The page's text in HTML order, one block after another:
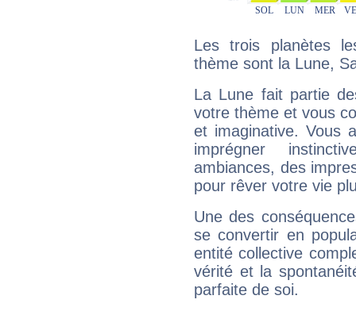
Les trois planètes
thème sont la Lune,
La Lune fait partie
votre thème et vous
et imaginative. Vous
imprégner
ambiances, des
pour rêver votre vie
Une des
se convertir en
entité collective
vérité et la
parfaite de soi.